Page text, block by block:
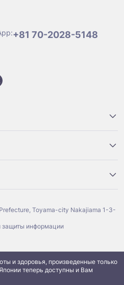
+81 70-2028-5148
Toyama-city Nakajiama 1-3-
защиты информации
и здоровья, произведенные только
теперь доступны и Вам